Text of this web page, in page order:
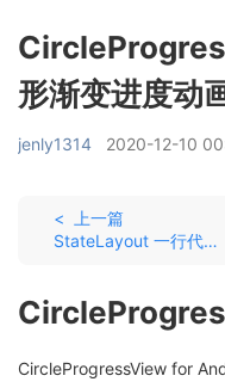
形渐变进度动
jenly1314 2020-12-10
< 上一篇
StateLayout 一行代码构建整个应用的缺省页
CircleProgressView for